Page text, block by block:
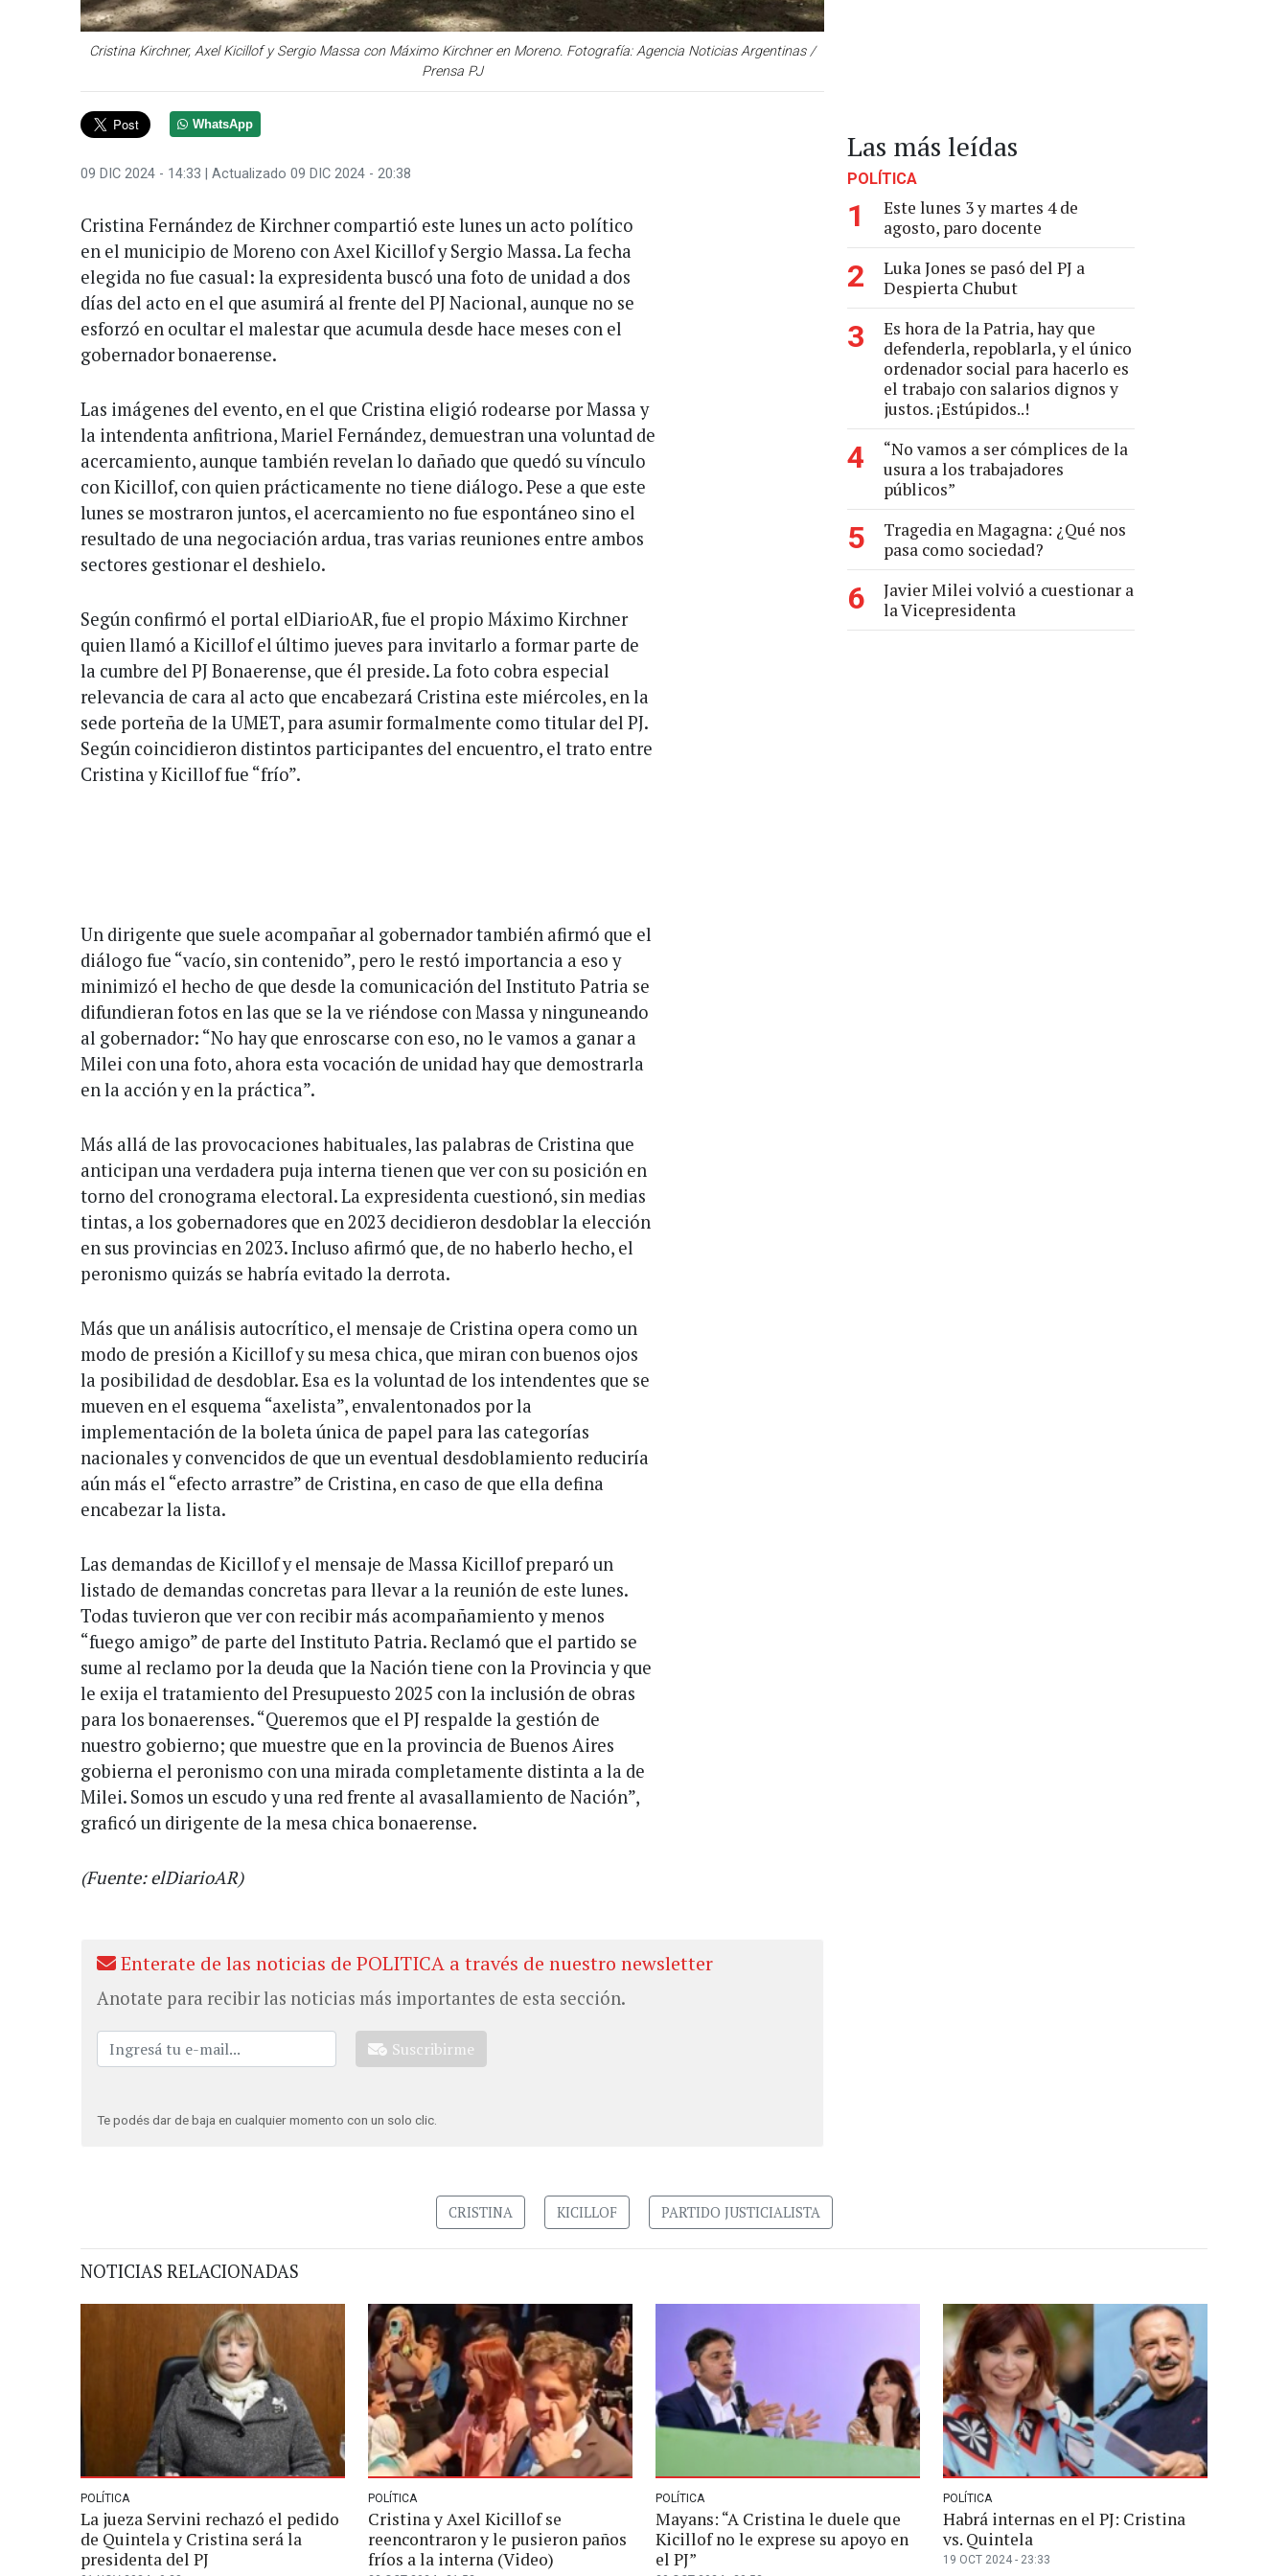
Cristina Kirchner, Axel Kicillof y Sergio Massa con Máximo Kirchner en Moreno. Fotografía: Agencia Noticias Argentinas /
Prensa PJ
WhatsApp
09 DIC 2024 - 14:33 | Actualizado 09 DIC 2024 - 20:38
Cristina Fernández de Kirchner compartió este lunes un acto político
en el municipio de Moreno con Axel Kicillof y Sergio Massa. La fecha
elegida no fue casual: la expresidenta buscó una foto de unidad a dos
días del acto en el que asumirá al frente del PJ Nacional, aunque no se
esforzó en ocultar el malestar que acumula desde hace meses con el
gobernador bonaerense.
Las imágenes del evento, en el que Cristina eligió rodearse por Massa y
la intendenta anfitriona, Mariel Fernández, demuestran una voluntad de
acercamiento, aunque también revelan lo dañado que quedó su vínculo
con Kicillof, con quien prácticamente no tiene diálogo. Pese a que este
lunes se mostraron juntos, el acercamiento no fue espontáneo sino el
resultado de una negociación ardua, tras varias reuniones entre ambos
sectores gestionar el deshielo.
Según confirmó el portal elDiarioAR, fue el propio Máximo Kirchner
quien llamó a Kicillof el último jueves para invitarlo a formar parte de
la cumbre del PJ Bonaerense, que él preside. La foto cobra especial
relevancia de cara al acto que encabezará Cristina este miércoles, en la
sede porteña de la UMET, para asumir formalmente como titular del PJ.
Según coincidieron distintos participantes del encuentro, el trato entre
Cristina y Kicillof fue “frío”.
Un dirigente que suele acompañar al gobernador también afirmó que el
diálogo fue “vacío, sin contenido”, pero le restó importancia a eso y
minimizó el hecho de que desde la comunicación del Instituto Patria se
difundieran fotos en las que se la ve riéndose con Massa y ninguneando
al gobernador: “No hay que enroscarse con eso, no le vamos a ganar a
Milei con una foto, ahora esta vocación de unidad hay que demostrarla
en la acción y en la práctica”.
Más allá de las provocaciones habituales, las palabras de Cristina que
anticipan una verdadera puja interna tienen que ver con su posición en
torno del cronograma electoral. La expresidenta cuestionó, sin medias
tintas, a los gobernadores que en 2023 decidieron desdoblar la elección
en sus provincias en 2023. Incluso afirmó que, de no haberlo hecho, el
peronismo quizás se habría evitado la derrota.
Más que un análisis autocrítico, el mensaje de Cristina opera como un
modo de presión a Kicillof y su mesa chica, que miran con buenos ojos
la posibilidad de desdoblar. Esa es la voluntad de los intendentes que se
mueven en el esquema “axelista”, envalentonados por la
implementación de la boleta única de papel para las categorías
nacionales y convencidos de que un eventual desdoblamiento reduciría
aún más el “efecto arrastre” de Cristina, en caso de que ella defina
encabezar la lista.
Las demandas de Kicillof y el mensaje de Massa Kicillof preparó un
listado de demandas concretas para llevar a la reunión de este lunes.
Todas tuvieron que ver con recibir más acompañamiento y menos
“fuego amigo” de parte del Instituto Patria. Reclamó que el partido se
sume al reclamo por la deuda que la Nación tiene con la Provincia y que
le exija el tratamiento del Presupuesto 2025 con la inclusión de obras
para los bonaerenses. “Queremos que el PJ respalde la gestión de
nuestro gobierno; que muestre que en la provincia de Buenos Aires
gobierna el peronismo con una mirada completamente distinta a la de
Milei. Somos un escudo y una red frente al avasallamiento de Nación”,
graficó un dirigente de la mesa chica bonaerense.
(Fuente: elDiarioAR)
Enterate de las noticias de POLITICA a través de nuestro newsletter
Anotate para recibir las noticias más importantes de esta sección.
Suscribirme
Te podés dar de baja en cualquier momento con un solo clic.
Las más leídas
POLÍTICA
1
Este lunes 3 y martes 4 de
agosto, paro docente
2
Luka Jones se pasó del PJ a
Despierta Chubut
3
Es hora de la Patria, hay que
defenderla, repoblarla, y el único
ordenador social para hacerlo es
el trabajo con salarios dignos y
justos. ¡Estúpidos..!
4
“No vamos a ser cómplices de la
usura a los trabajadores
públicos”
5
Tragedia en Magagna: ¿Qué nos
pasa como sociedad?
6
Javier Milei volvió a cuestionar a
la Vicepresidenta
CRISTINA KICILLOF PARTIDO JUSTICIALISTA
NOTICIAS RELACIONADAS
POLÍTICA
La jueza Servini rechazó el pedido
de Quintela y Cristina será la
presidenta del PJ
POLÍTICA
Cristina y Axel Kicillof se
reencontraron y le pusieron paños
fríos a la interna (Video)
POLÍTICA
Mayans: “A Cristina le duele que
Kicillof no le exprese su apoyo en
el PJ”
POLÍTICA
Habrá internas en el PJ: Cristina
vs. Quintela
19 OCT 2024 - 23:33